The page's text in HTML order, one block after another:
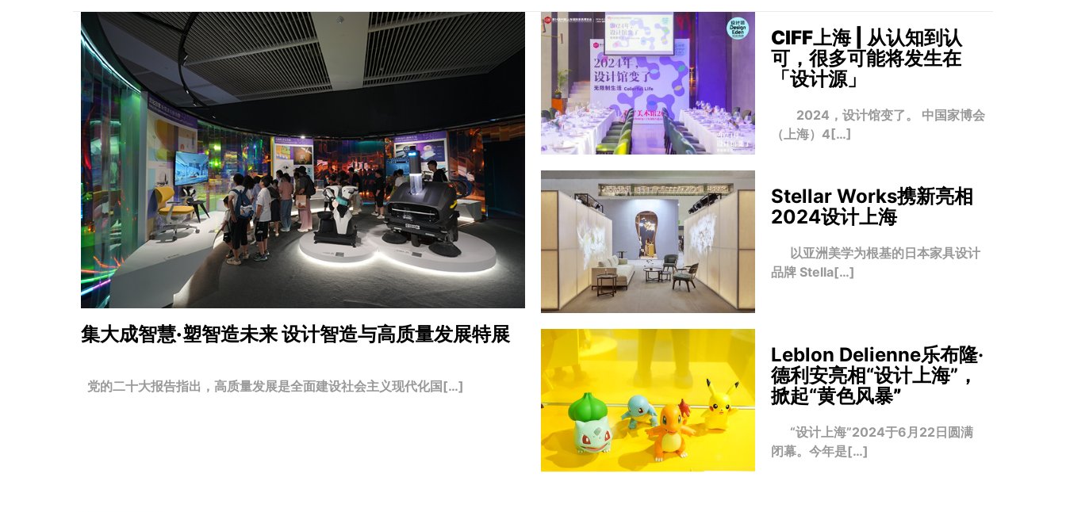
集大成智慧·塑智造未来设计智造与高质量发展特展
党的二十大报告指出，高质量发展是全面建设社会主义现代化国[…]
CIFF上海 | 从认知到认
可，很多可能将发生在
「设计源」
2024，设计馆变了。 中国家博会
（上海）4[…]
Stellar Works携新亮相
2024设计上海
以亚洲美学为根基的日本家具设计
品牌 Stella[…]
Leblon Delienne乐布隆·
德利安亮相“设计上海”，
掀起“黄色风暴”
“设计上海”2024于6月22日圆满
闭幕。今年是[…]